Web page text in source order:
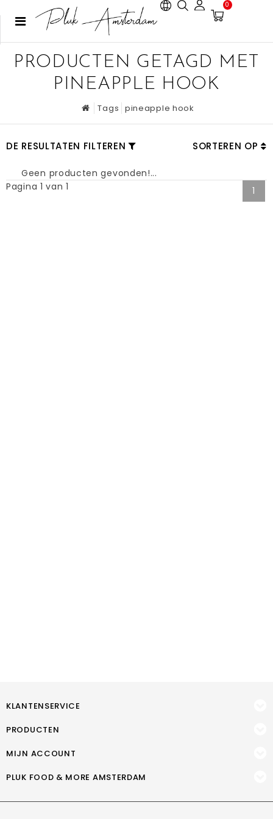
0
PRODUCTEN GETAGD MET
PINEAPPLE HOOK
Tags pineapple hook
DE RESULTATEN FILTEREN SORTEREN OP
Geen producten gevonden!...
Pagina 1 van 1
1
KLANTENSERVICE
PRODUCTEN
MIJN ACCOUNT
PLUK FOOD & MORE AMSTERDAM